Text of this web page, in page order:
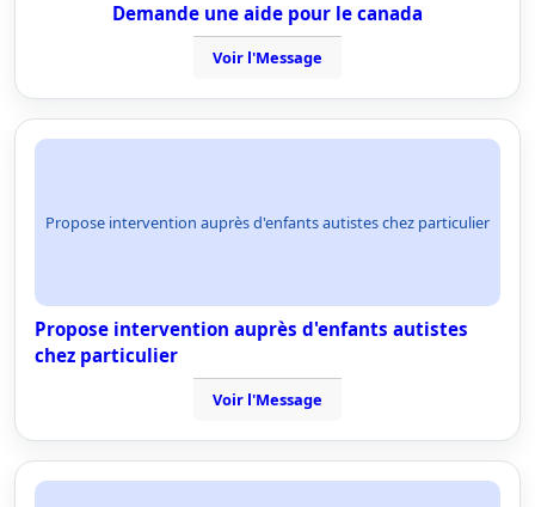
Demande une aide pour le canada
Voir l'Message
Propose intervention auprès d'enfants autistes chez particulier
Propose intervention auprès d'enfants autistes
chez particulier
Voir l'Message